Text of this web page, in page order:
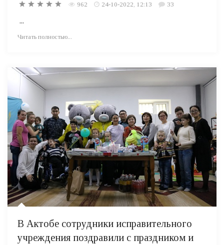
962 24-10-2022, 12:13 33
...
Читать полностью...
В Актобе сотрудники исправительного
учреждения поздравили с праздником и